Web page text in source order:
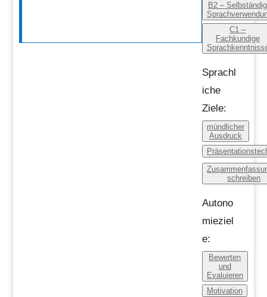
B2 –
C1 –
Fachkundige
Sprachl
iche
Ziele:
mündlicher
Ausdruck
schreiben
Autono
mieziel
e:
Bewerten
und
Evaluieren
Motivation